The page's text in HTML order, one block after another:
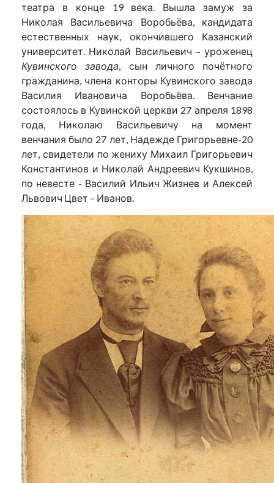
театра в конце 19 века. Вышла замуж за
Николая Васильевича Воробьёва, кандидата
естественных наук, окончившего Казанский
университет. Николай Васильевич – уроженец
Кувинского завода, сын личного почётного
гражданина, члена конторы Кувинского завода
Василия Ивановича Воробьёва. Венчание
состоялось в Кувинской церкви 27 апреля 1898
года, Николаю Васильевичу на момент
венчания было 27 лет, Надежде Григорьевне-20
лет, свидетели по жениху Михаил Григорьевич
Константинов и Николай Андреевич Кукшинов,
по невесте - Василий Ильич Жизнев и Алексей
Львович Цвет – Иванов.